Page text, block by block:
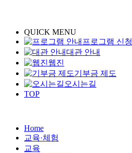
QUICK MENU
프로그램 신청
대관 안내
웹진
기부금 제도
오시는길
TOP
Home
교육·체험
교육